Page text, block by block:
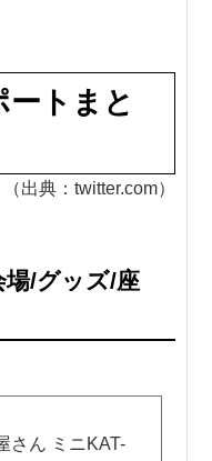
ートまと
（出典：twitter.com）
場/グッズ/座
さん ミニKAT-